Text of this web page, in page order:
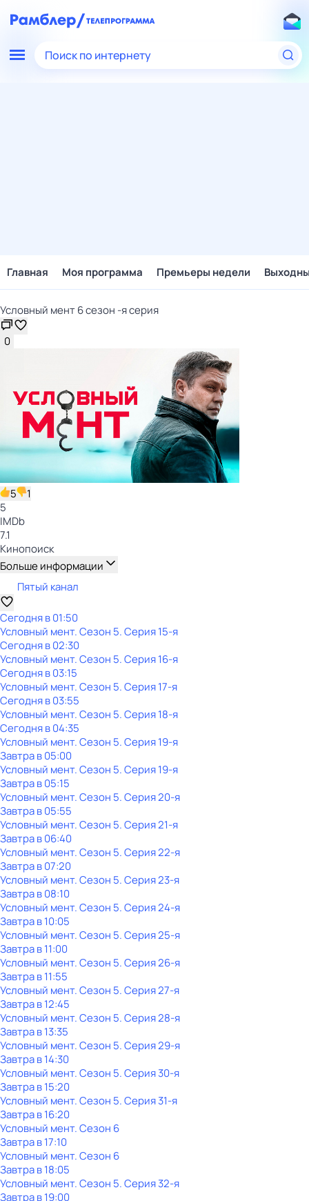
Поиск по интернету
Главная Моя программа Премьеры недели
Условный мент 6 сезон -я серия
0
5
1
5
IMDb
7.1
Кинопоиск
Больше информации
Пятый канал
Сегодня в 01:50
Условный мент. Сезон 5. Серия 15-я
Сегодня в 02:30
Условный мент. Сезон 5. Серия 16-я
Сегодня в 03:15
Условный мент. Сезон 5. Серия 17-я
Сегодня в 03:55
Условный мент. Сезон 5. Серия 18-я
Сегодня в 04:35
Условный мент. Сезон 5. Серия 19-я
Завтра в 05:00
Условный мент. Сезон 5. Серия 19-я
Завтра в 05:15
Условный мент. Сезон 5. Серия 20-я
Завтра в 05:55
Условный мент. Сезон 5. Серия 21-я
Завтра в 06:40
Условный мент. Сезон 5. Серия 22-я
Завтра в 07:20
Условный мент. Сезон 5. Серия 23-я
Завтра в 08:10
Условный мент. Сезон 5. Серия 24-я
Завтра в 10:05
Условный мент. Сезон 5. Серия 25-я
Завтра в 11:00
Условный мент. Сезон 5. Серия 26-я
Завтра в 11:55
Условный мент. Сезон 5. Серия 27-я
Завтра в 12:45
Условный мент. Сезон 5. Серия 28-я
Завтра в 13:35
Условный мент. Сезон 5. Серия 29-я
Завтра в 14:30
Условный мент. Сезон 5. Серия 30-я
Завтра в 15:20
Условный мент. Сезон 5. Серия 31-я
Завтра в 16:20
Условный мент. Сезон 6
Завтра в 17:10
Условный мент. Сезон 6
Завтра в 18:05
Условный мент. Сезон 5. Серия 32-я
Завтра в 19:00